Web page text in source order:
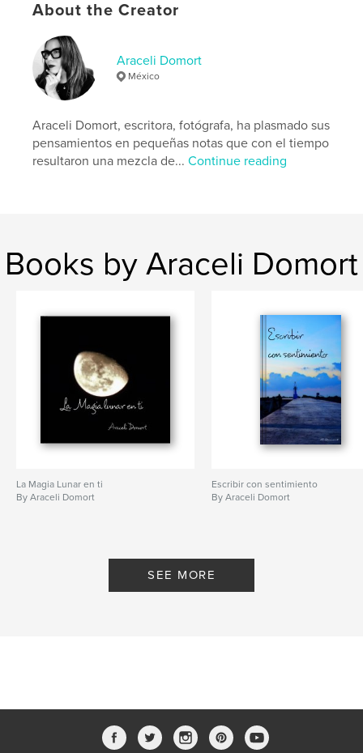
Softcover: 9781715212872
Publish Date:
Language
Spanish
Keywords
sabiduría del conejo lunar
About the Creator
Araceli Domort
México
Araceli Domort, escritora, fotógrafa, ha plasmado sus
pensamientos en pequeñas notas que con el tiempo
resultaron una mezcla de...Continue reading
Books by Araceli Domort
La Magia Lunar en ti
By Araceli Domort
Escribir con sentimiento
By Araceli Domort
SEE MORE